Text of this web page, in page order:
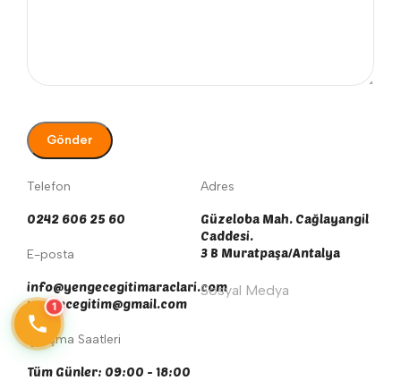
Telefon
0242 606 25 60
E-posta
info@yengecegitimaraclari.com
yengecegitim@gmail.com
Çalışma Saatleri
Tüm Günler: 09:00 - 18:00
Adres
Güzeloba Mah. Cağlayangil
Caddesi.
3 B Muratpaşa/Antalya
Sosyal Medya
1